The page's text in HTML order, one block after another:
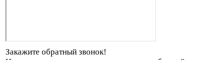
Закажите обратный звонок!